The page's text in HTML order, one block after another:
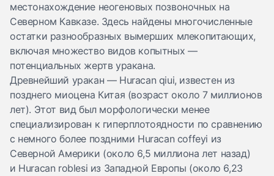
местонахождение неогеновых позвоночных на
Северном Кавказе. Здесь найдены многочисленные
остатки разнообразных вымерших млекопитающих,
включая множество видов копытных —
потенциальных жертв уракана.
Древнейший уракан — Huracan qiui, известен из
позднего миоцена Китая (возраст около 7 миллионов
лет). Этот вид был морфологически менее
специализирован к гиперплотоядности по сравнению
с немного более поздними Huracan coffeyi из
Северной Америки (около 6,5 миллиона лет назад)
и Huracan roblesi из Западной Европы (около 6,23